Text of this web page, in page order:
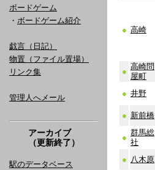
ボードゲーム
・ ボードゲーム紹介
戯言（日記）
物置（ファイル置場）
リンク集
管理人へメール
アーカイブ
（更新終了）
駅のデータベース
● 高崎
●
高崎問
屋町
● 井野
● 新前橋
●
群馬総
社
● 八木原